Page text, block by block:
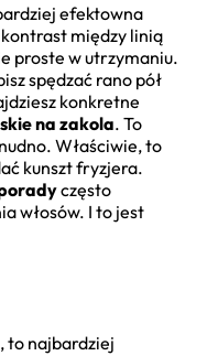
efektowna
między linią
proste w utrzymaniu.
spędzać rano pół
konkretne
na zakola. To
Właściwie, to
kunszt fryzjera.
często
włosów. I to jest
to najbardziej